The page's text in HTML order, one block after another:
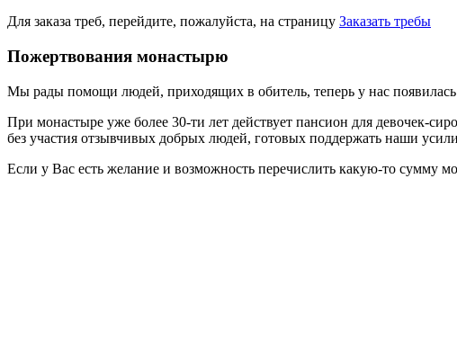
Для заказа треб, перейдите, пожалуйста, на страницу Заказать требы
Пожертвования монастырю
Мы рады помощи людей, приходящих в обитель, теперь у нас
При монастыре уже более 30-ти лет действует пансион для девочек-
без участия отзывчивых добрых людей, готовых поддержать наши
Если у Вас есть желание и возможность перечислить какую-то сумму